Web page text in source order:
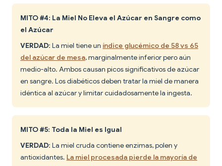
MITO #4: La Miel No Eleva el Azúcar en Sangre como
el Azúcar
VERDAD: La miel tiene un índice glucémico de 58 vs 65
del azúcar de mesa, marginalmente inferior pero aún
medio-alto. Ambos causan picos significativos de azúcar
en sangre. Los diabéticos deben tratar la miel de manera
idéntica al azúcar y limitar cuidadosamente la ingesta.
MITO #5: Toda la Miel es Igual
VERDAD: La miel cruda contiene enzimas, polen y
antioxidantes. La miel procesada pierde la mayoría de